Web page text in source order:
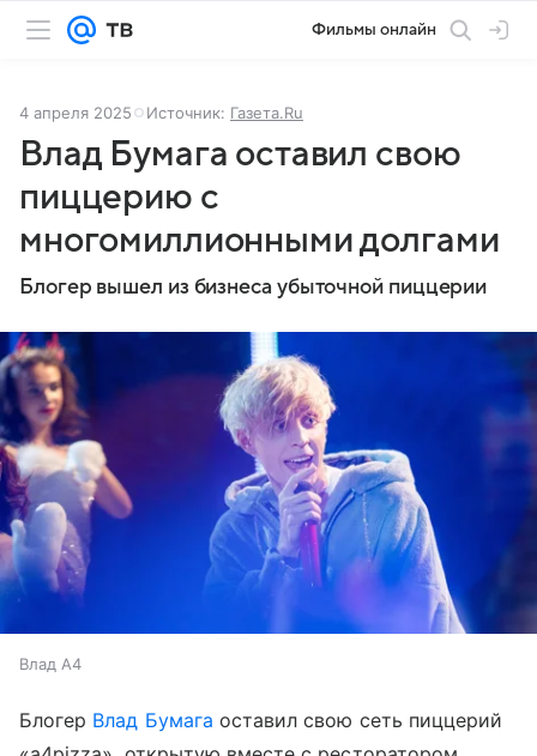
Фильмы онлайн
4 апреля 2025 Источник: Газета.Ru
Влад Бумага оставил свою
пиццерию с
многомиллионными долгами
Блогер вышел из бизнеса убыточной пиццерии
Влад А4
Блогер Влад Бумага оставил свою сеть пиццерий